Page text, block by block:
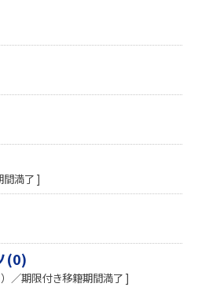
間満了 ]
(0)
／期限付き移籍期間満了 ]